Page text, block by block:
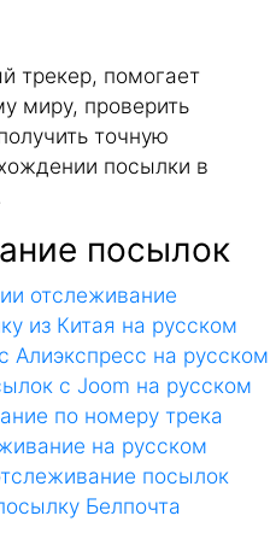
трекер, помогает
миру, проверить
точную
посылки в
посылок
отслеживание
из Китая на русском
Алиэкспресс на русском
с Joom на русском
по номеру трека
на русском
посылок
Белпочта